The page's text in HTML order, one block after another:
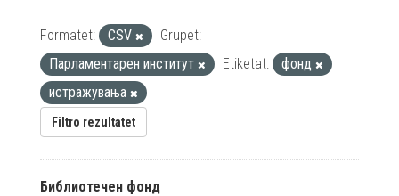
Formatet: CSV
Grupet:
Парламентарен институт
Etiketat:
фонд
истражувања
Filtro rezultatet
Библиотечен фонд